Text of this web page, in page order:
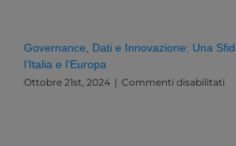
Governance, Dati e Innovazione: Una
l’Italia e l’Europa
Ottobre 21st, 2024 | Commenti disabilitati